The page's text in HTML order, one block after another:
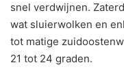
snel verdwijnen.
wat sluierwolken en
tot matige
21 tot 24 graden.